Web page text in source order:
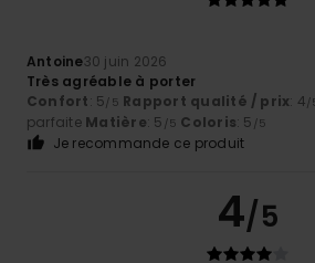
Antoine30 juin 2026
Très agréable à porter
Confort: 5/5 Rapport qualité / prix: 4/
parfaite Matière: 5 /5 Coloris: 5 /5
Je recommande ce produit
4/5